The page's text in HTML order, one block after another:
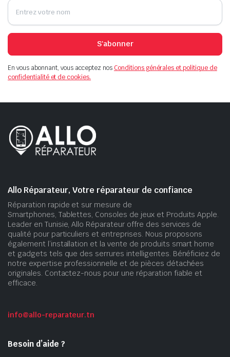
S'abonner
En vous abonnant, vous acceptez nosConditions générales et politique de
confidentialité et de cookies.
Allo Réparateur, Votre réparateur de confiance
Réparation rapide et sur mesure de
Smartphones, Tablettes, Consoles de jeux et Produits Apple.
Leader en Tunisie, Allo Réparateur offre des services de
qualité pour particuliers et entreprises. Nous proposons
également l’installation et la vente de produits smart home
et gadgets tels que des serrures intelligentes. Bénéficiez de
notre expertise professionnelle et de pièces détachées
originales. Contactez-nous pour une réparation fiable et
efficace.
info@allo-reparateur.tn
Besoin d’aide ?